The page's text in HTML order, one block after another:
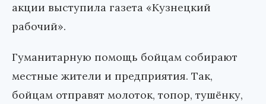
акции выступила газета «Кузнецкий
рабочий».
Гуманитарную помощь бойцам собирают
местные жители и предприятия. Так,
бойцам отправят молоток, топор, тушёнку,